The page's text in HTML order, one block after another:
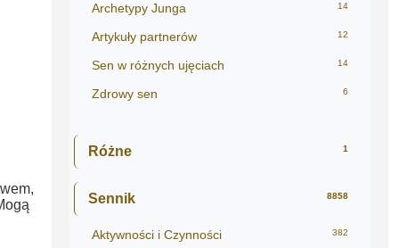
Archetypy Junga 14
Artykuły partnerów 12
Sen w różnych ujęciach 14
Zdrowy sen 6
Różne 1
Sennik 8858
Aktywności i Czynności 382